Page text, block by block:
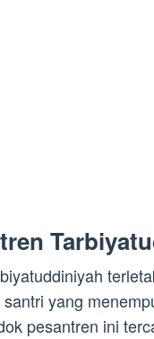
yang
pesantren ini